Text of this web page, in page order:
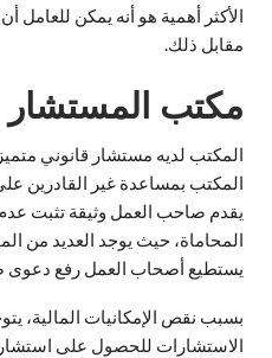
الأكثر أهمية هو أنه يمكن للعامل
مقابل ذلك.
مكتب المستشار
المكتب لديه مستشار قانوني
المكتب بمساعدة غير القادرين
يقدم صاحب العمل وثيقة تثبت
المحاماة، حيث يوجد العديد من
يستطيع أصحاب العمل رفع
بسبب نقص الإمكانيات المالية،
الاستشارات للحصول على